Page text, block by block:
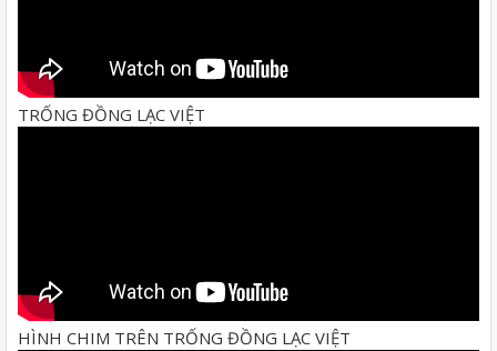
TRỐNG ĐỒNG LẠC VIỆT
HÌNH CHIM TRÊN TRỐNG ĐỒNG LẠC VIỆT